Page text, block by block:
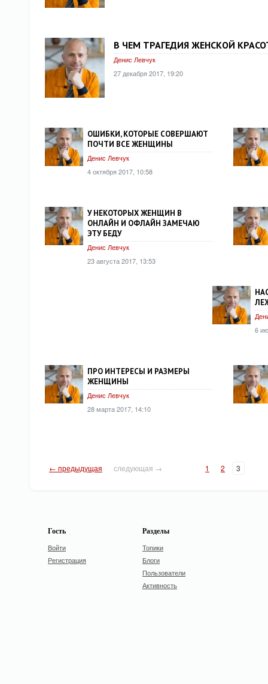
В ЧЕМ ТРАГЕДИЯ ЖЕНСКОЙ
Денис Левчук
27 декабря 2017, 19:20
ОШИБКИ, КОТОРЫЕ СОВЕРШАЮТ
ПОЧТИ ВСЕ ЖЕНЩИНЫ
Денис Левчук
4 октября 2017, 10:58
У НЕКОТОРЫХ ЖЕНЩИН В
ОНЛАЙН И ОФЛАЙН ЗАМЕЧАЮ
ЭТУ БЕДУ
Денис Левчук
23 августа 2017, 13:53
6
ПРО ИНТЕРЕСЫ И РАЗМЕРЫ
ЖЕНЩИНЫ
Денис Левчук
28 марта 2017, 14:10
← предыдущая следующая → 1 2 3
Гость
Войти
Регистрация
Разделы
Топики
Блоги
Пользователи
Активность